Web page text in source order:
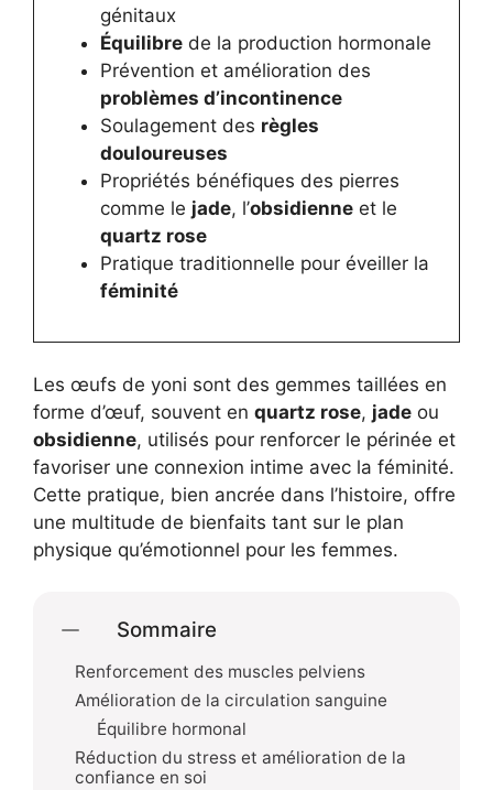
génitaux
Équilibrede la production hormonale
Prévention et amélioration des
problèmes d’incontinence
Soulagement des règles
douloureuses
Propriétés bénéfiques des pierres
comme le jade, l’obsidienneet le
quartz rose
Pratique traditionnelle pour éveiller la
féminité
Les œufs de yoni sont des gemmes taillées en
forme d’œuf, souvent en quartz rose, jade ou
obsidienne, utilisés pour renforcer le périnée et
favoriser une connexion intime avec la féminité.
Cette pratique, bien ancrée dans l’histoire, offre
une multitude de bienfaits tant sur le plan
physique qu’émotionnel pour les femmes.
Sommaire
Renforcement des muscles pelviens
Amélioration de la circulation sanguine
Équilibre hormonal
Réduction du stress et amélioration de la
confiance en soi